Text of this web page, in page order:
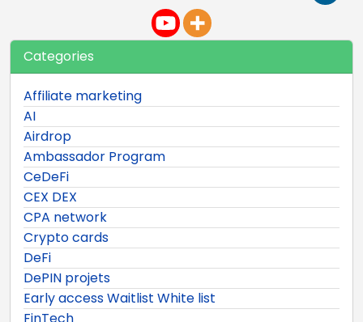
Categories
Affiliate marketing
AI
Airdrop
Ambassador Program
CeDeFi
CEX DEX
CPA network
Crypto cards
DeFi
DePIN projets
Early access Waitlist White list